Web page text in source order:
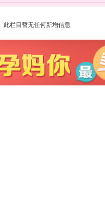
此栏目暂无任何新增信息